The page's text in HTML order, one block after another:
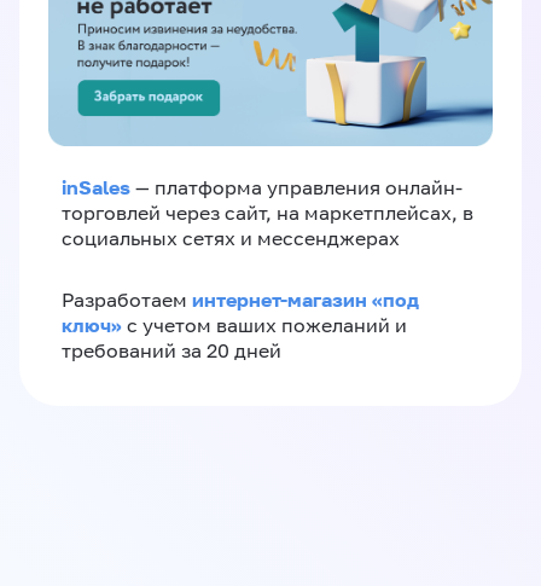
inSales — платформа управления онлайн-
торговлей через сайт, на маркетплейсах, в
социальных сетях и мессенджерах
Разработаем интернет-магазин «‎под
ключ»‎ с учетом ваших пожеланий и
требований за 20 дней